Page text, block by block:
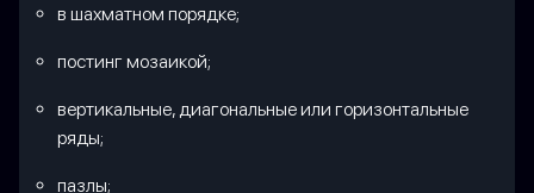
в шахматном порядке;
постинг мозаикой;
вертикальные, диагональные или горизонтальные
ряды;
пазлы;